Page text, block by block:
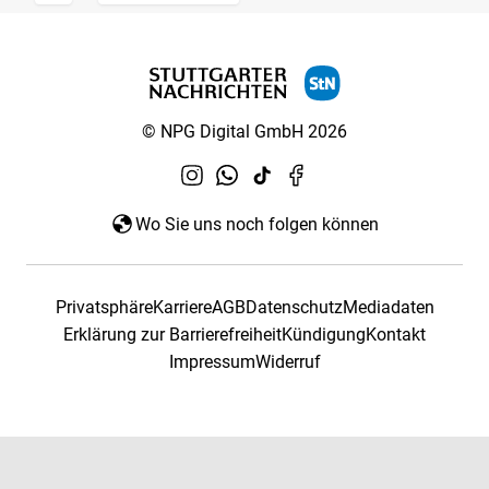
© NPG Digital GmbH 2026
Wo Sie uns noch folgen können
PrivatsphäreKarriereAGBDatenschutzMediadaten
Erklärung zur BarrierefreiheitKündigungKontakt
ImpressumWiderruf